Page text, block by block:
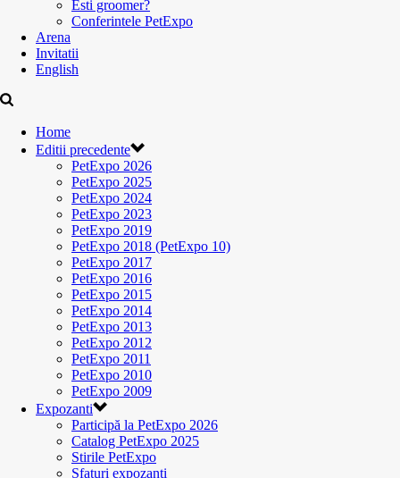
Esti groomer?
Conferintele PetExpo
Arena
Invitatii
English
Home
Editii precedente
PetExpo 2026
PetExpo 2025
PetExpo 2024
PetExpo 2023
PetExpo 2019
PetExpo 2018 (PetExpo 10)
PetExpo 2017
PetExpo 2016
PetExpo 2015
PetExpo 2014
PetExpo 2013
PetExpo 2012
PetExpo 2011
PetExpo 2010
PetExpo 2009
Expozanti
Participă la PetExpo 2026
Catalog PetExpo 2025
Stirile PetExpo
Sfaturi expozanti